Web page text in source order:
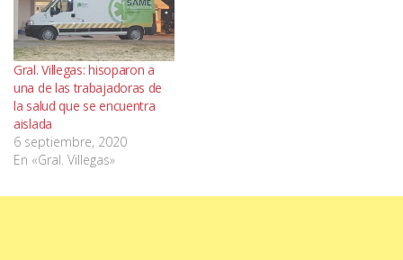
Gral. Villegas: hisoparon a
una de las trabajadoras de
la salud que se encuentra
aislada
6 septiembre, 2020
En «Gral. Villegas»